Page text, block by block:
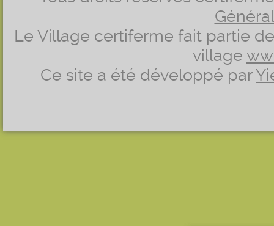
Le Village certiferme fait partie
village
Ce site a été développé par